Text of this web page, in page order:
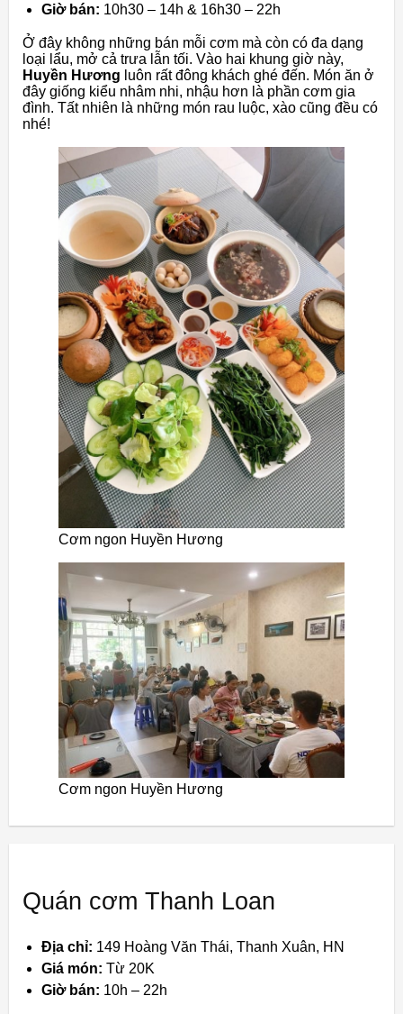
Giờ bán: 10h30 – 14h & 16h30 – 22h
Ở đây không những bán mỗi cơm mà còn có đa dạng
loại lẩu, mở cả trưa lẫn tối. Vào hai khung giờ này,
Huyền Hương luôn rất đông khách ghé đến. Món ăn ở
đây giống kiểu nhâm nhi, nhậu hơn là phần cơm gia
đình. Tất nhiên là những món rau luộc, xào cũng đều có
nhé!
Cơm ngon Huyền Hương
Cơm ngon Huyền Hương
Quán cơm Thanh Loan
Địa chỉ: 149 Hoàng Văn Thái, Thanh Xuân, HN
Giá món: Từ 20K
Giờ bán: 10h – 22h